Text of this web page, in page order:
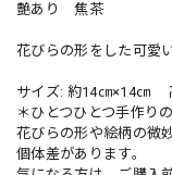
艶あり 焦茶
花びらの形をした可愛
サイズ: 約14㎝×14㎝
＊ひとつひとつ手作り
花びらの形や絵柄の微
個体差があります。